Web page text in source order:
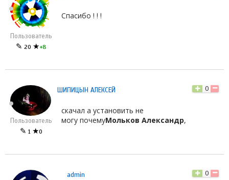
Пользователь
✎ 20 ★+8
Спасибо ! ! !
Пользователь
✎ 1 ★0
ШИПИЦЫН АЛЕКСЕЙ 0
скачал а установить не
могу почемуМольков Александр,
admin 0